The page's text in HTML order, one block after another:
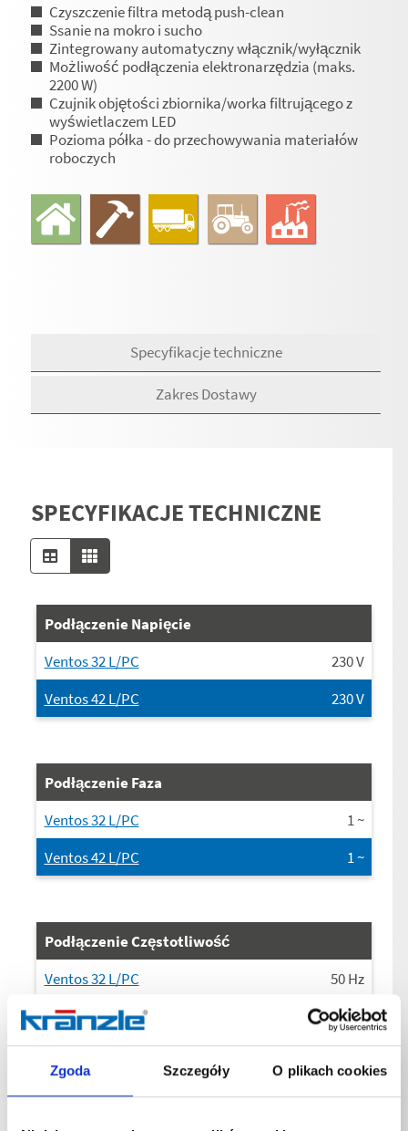
Zgoda Szczegóły O plikach cookies
Czyszczenie filtra metodą push-clean
Ssanie na mokro i sucho
Zintegrowany automatyczny włącznik/wyłącznik
Możliwość podłączenia elektronarzędzia (maks.
2200 W)
Czujnik objętości zbiornika/worka filtrującego z
wyświetlaczem LED
Pozioma półka - do przechowywania materiałów
roboczych
Specyfikacje techniczne
Zakres Dostawy
SPECYFIKACJE TECHNICZNE
Podłączenie Napięcie
Ventos 32 L/PC
230V
Ventos 42 L/PC
230V
Podłączenie Faza
Ventos 32 L/PC
1~
Ventos 42 L/PC
1~
Podłączenie Częstotliwość
Ventos 32 L/PC
50Hz
Ventos 42 L/PC
50Hz
Podłączenie Aktualna strona